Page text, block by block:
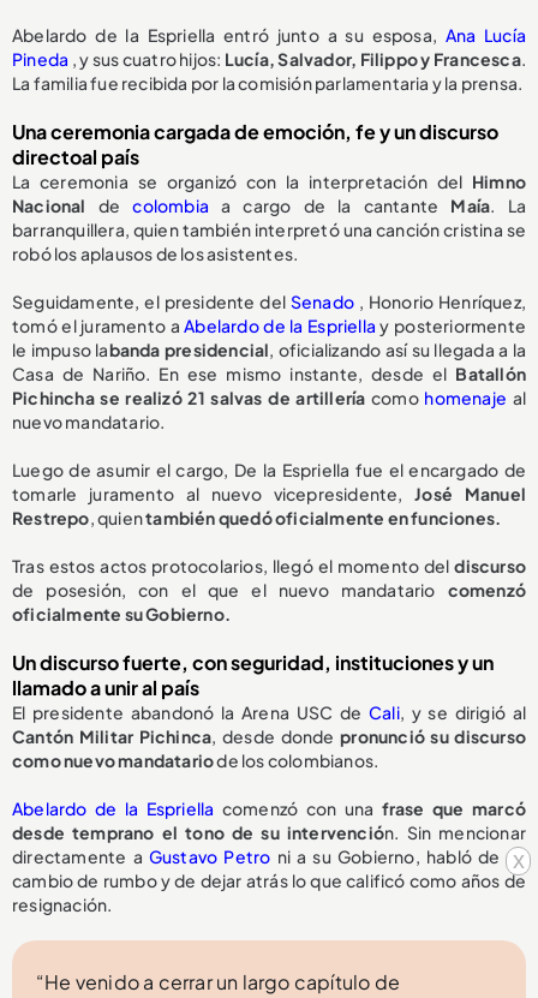
x
Abelardo de la Espriella entró junto a su esposa, Ana Lucía
Pineda , y sus cuatro hijos: Lucía, Salvador, Filippo y Francesca.
La familia fue recibida por la comisión parlamentaria y la prensa.
Una ceremonia cargada de emoción, fe y un discurso
directoal país
La ceremonia se organizó con la interpretación del Himno
Nacional decolombia a cargo de la cantante Maía. La
barranquillera, quien también interpretó una canción cristina se
robó los aplausos de los asistentes.
Seguidamente, el presidente del Senado , Honorio Henríquez,
tomó el juramento aAbelardo de la Espriella y posteriormente
le impuso labanda presidencial, oficializando así su llegada a la
Casa de Nariño. En ese mismo instante, desde el Batallón
Pichincha se realizó 21 salvas de artillería como homenaje al
nuevo mandatario.
Luego de asumir el cargo, De la Espriella fue el encargado de
tomarle juramento al nuevo vicepresidente,José Manuel
Restrepo, quientambién quedó oficialmente en funciones.
Tras estos actos protocolarios, llegó el momento deldiscurso
de posesión, con el que el nuevo mandatario comenzó
oficialmente su Gobierno.
Un discurso fuerte, con seguridad, instituciones y un
llamado a unir al país
El presidente abandonó la Arena USC de Cali, y se dirigió al
Cantón Militar Pichinca, desde dondepronunció su discurso
como nuevo mandatariode los colombianos.
Abelardo de la Espriella comenzó con una frase que marcó
desde temprano el tono de su intervención. Sin mencionar
directamente a Gustavo Petro ni a su Gobierno, habló de un
cambio de rumbo y de dejar atrás lo que calificó como años de
resignación.
“He venido a cerrar un largo capítulo de